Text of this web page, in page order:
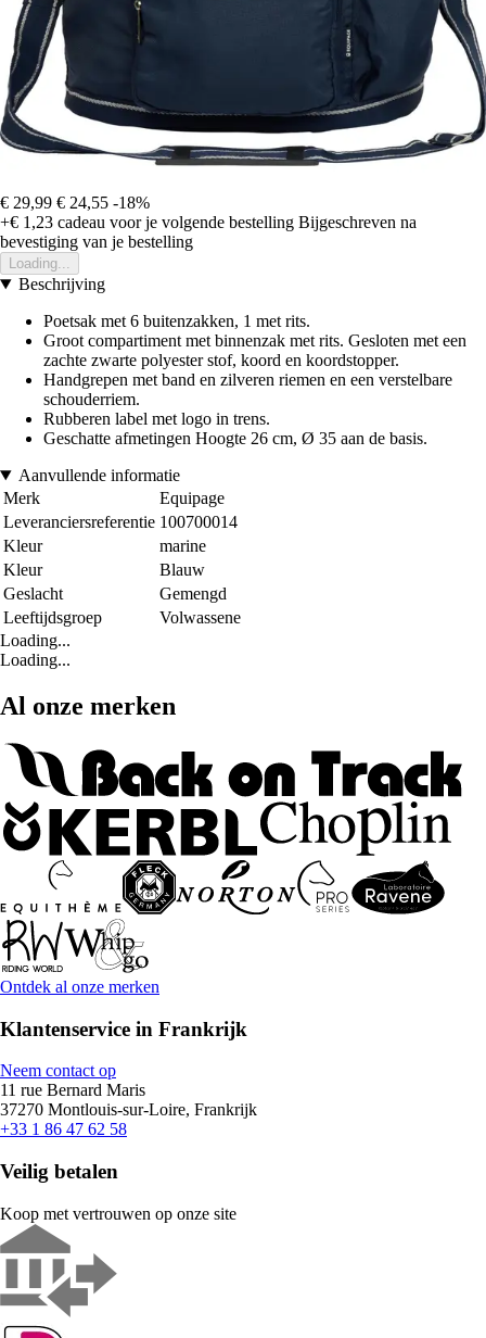
€ 29,99 € 24,55 -18%
+€ 1,23 cadeau voor je volgende bestelling Bijgeschreven na
bevestiging van je bestelling
Loading...
Beschrijving
Poetsak met 6 buitenzakken, 1 met rits.
Groot compartiment met binnenzak met rits. Gesloten met een
zachte zwarte polyester stof, koord en koordstopper.
Handgrepen met band en zilveren riemen en een verstelbare
schouderriem.
Rubberen label met logo in trens.
Geschatte afmetingen Hoogte 26 cm, Ø 35 aan de basis.
Aanvullende informatie
Merk
Equipage
Leveranciersreferentie 100700014
Kleur
marine
Kleur
Blauw
Geslacht
Gemengd
Leeftijdsgroep
Volwassene
Loading...
Loading...
Al onze merken
Ontdek al onze merken
Klantenservice in Frankrijk
Neem contact op
11 rue Bernard Maris
37270 Montlouis-sur-Loire, Frankrijk
+33 1 86 47 62 58
Veilig betalen
Koop met vertrouwen op onze site